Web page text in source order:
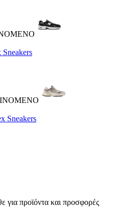
Sneakers
για προϊόντα και προσφορές